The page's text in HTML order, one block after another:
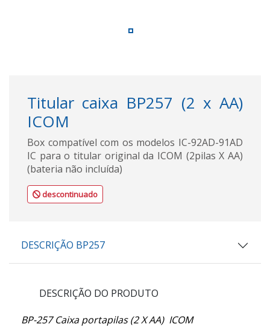
Titular caixa BP257 (2 x AA)
ICOM
Box compatível com os modelos IC-92AD-91AD
IC para o titular original da ICOM (2pilas X AA)
(bateria não incluída)
descontinuado
DESCRIÇÃO BP257
DESCRIÇÃO DO PRODUTO
BP-257 Caixa portapilas (2 X AA) ICOM